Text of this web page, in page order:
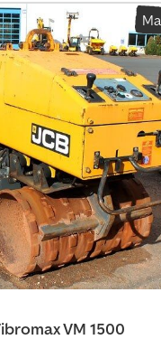
VM 1500